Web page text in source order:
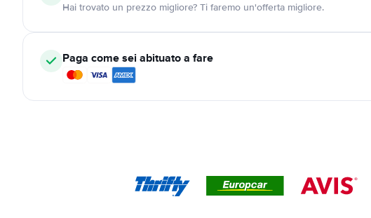
Hai trovato un prezzo migliore? Ti faremo un'offerta migliore.
Paga come sei abituato a fare